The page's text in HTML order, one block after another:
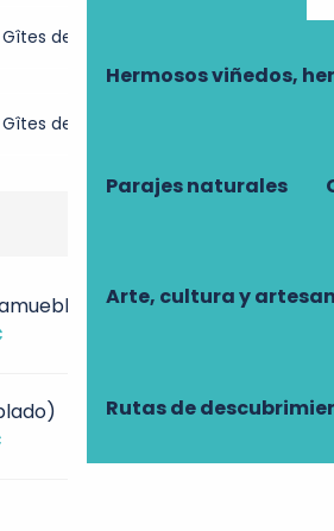
Hermosos viñedos,
Parajes naturales
Arte, cultura y
Rutas de
Gîtes de France
Gîtes de France